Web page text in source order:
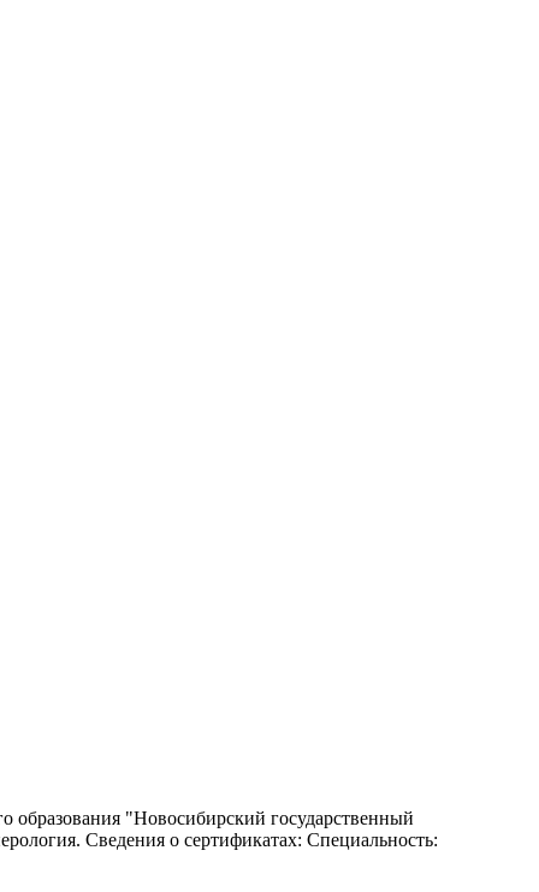
образования "Новосибирский государственный
Сведения о сертификатах: Специальность: